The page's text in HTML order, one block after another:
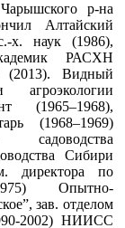
р-на
Алтайский
х. наук (1986),
РАСХН
(2013). Видный
(1965–1968),
(1968–1969)
Сибири
по
Опытно-
зав. отделом
2002) НИИСС